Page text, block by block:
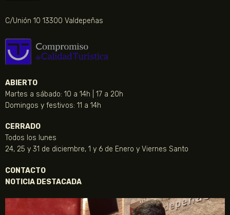
C/Unión 10 13300 Valdepeñas
ABIERTO
Martes a sábado: 10 a 14h | 17 a 20h
Domingos y festivos: 11 a 14h
CERRADO
Todos los lunes
24, 25 y 31 de diciembre, 1 y 6 de Enero y Viernes Santo
CONTACTO
NOTICIA DESTACADA